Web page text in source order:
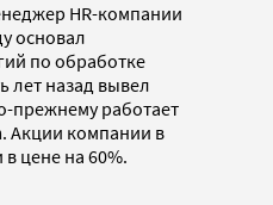
HR-компании
основал
по обработке
лет назад вывел
прежнему работает
Акции компании в
цене на 60%.